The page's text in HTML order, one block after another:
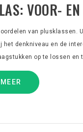
VOOR-
van plusklassen.
het denkniveau en de
op te lossen